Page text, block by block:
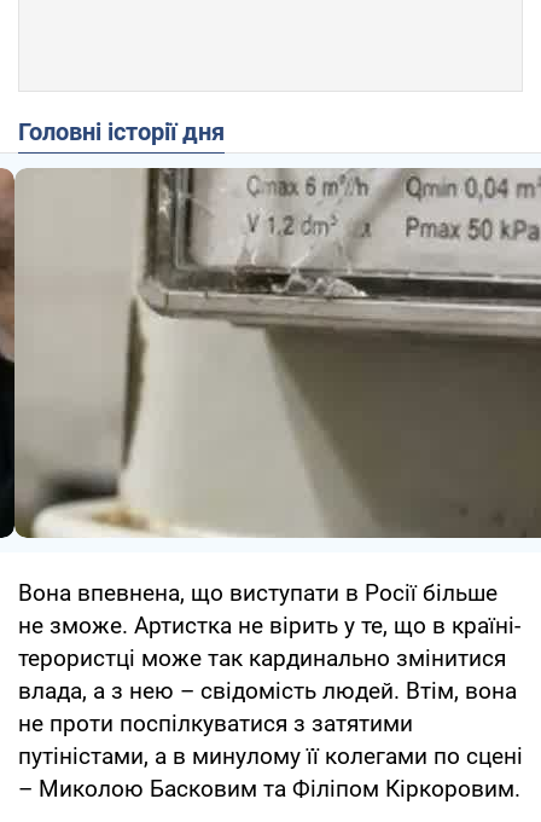
Головні історії дня
Вона впевнена, що виступати в Росії більше
не зможе. Артистка не вірить у те, що в країні-
терористці може так кардинально змінитися
влада, а з нею – свідомість людей. Втім, вона
не проти поспілкуватися з затятими
путіністами, а в минулому її колегами по сцені
– Миколою Басковим та Філіпом Кіркоровим.